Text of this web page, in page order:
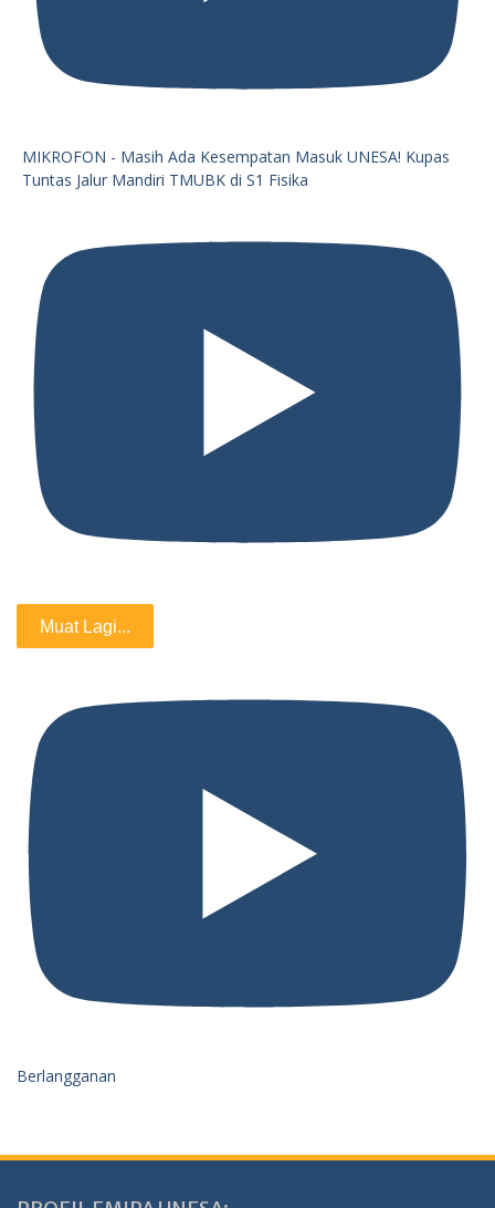
MIKROFON - Masih Ada Kesempatan Masuk UNESA! Kupas
Tuntas Jalur Mandiri TMUBK di S1 Fisika
Muat Lagi...
Berlangganan